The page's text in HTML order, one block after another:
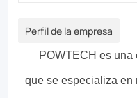
Perfil de la empresa
POWTECH es una
que se especializa en